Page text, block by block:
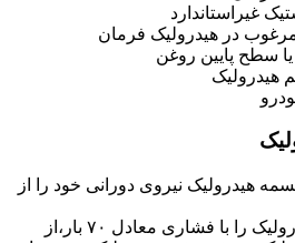
غیراستاندارد
در هیدرولیک فرمان
سطح پایین روغن
هیدرولیک
هیدرولیک نیروی دورانی خود را از
۲-پمپ هیدرولیک،روغن هیدرولیک را با فشاری معادل ۷۰ بار،از